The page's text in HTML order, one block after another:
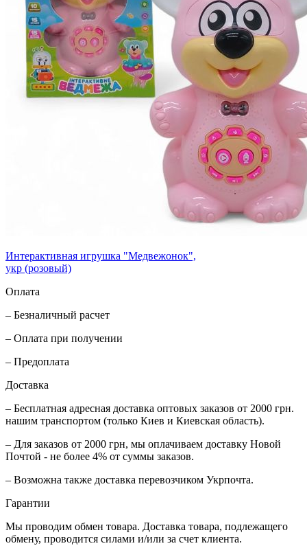
Интерактивная игрушка "Медвежонок",
укр (розовый)
Оплата
– Безналичный расчет
– Оплата при получении
– Предоплата
Доставка
– Бесплатная адресная доставка оптовых заказов от 2000 грн.
нашим транспортом (только Киев и Киевская область).
– Для заказов от 2000 грн, мы оплачиваем доставку Новой
Почтой - не более 4% от суммы заказов.
– Возможна также доставка перевозчиком Укрпочта.
Гарантии
Мы проводим обмен товара. Доставка товара, подлежащего
обмену, проводится силами и/или за счет клиента.